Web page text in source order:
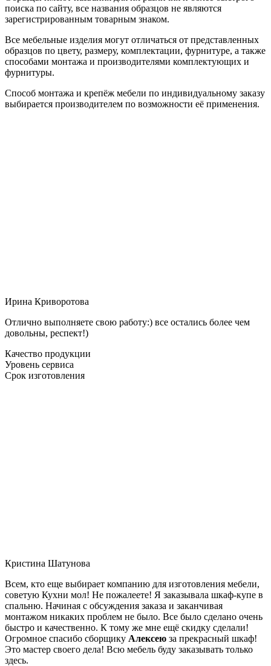
поиска по сайту, все названия образцов не являются
зарегистрированным товарным знаком.
Все мебельные изделия могут отличаться от представленных
образцов по цвету, размеру, комплектации, фурнитуре, а также
способами монтажа и производителями комплектующих и
фурнитуры.
Способ монтажа и крепёж мебели по индивидуальному заказу
выбирается производителем по возможности её применения.
Ирина Криворотова
Отлично выполняете свою работу:) все остались более чем
довольны, респект!)
Качество продукции
Уровень сервиса
Срок изготовления
Кристина Шатунова
Всем, кто еще выбирает компанию для изготовления мебели,
советую Кухни мол! Не пожалеете! Я заказывала шкаф-купе в
спальню. Начиная с обсуждения заказа и заканчивая
монтажом никаких проблем не было. Все было сделано очень
быстро и качественно. К тому же мне ещё скидку сделали!
Огромное спасибо сборщику Алексею за прекрасный шкаф!
Это мастер своего дела! Всю мебель буду заказывать только
здесь.